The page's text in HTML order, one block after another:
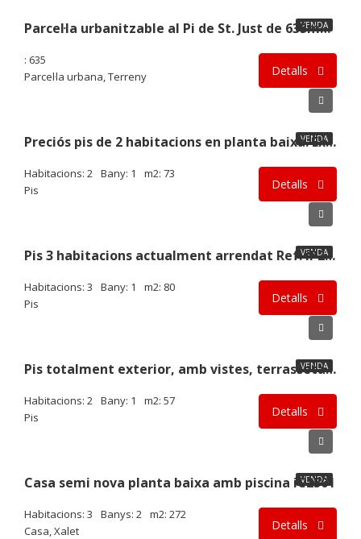
VENDA
Parcel·la urbanitzable al Pi de St. Just de 635m2 a l’eix principal
: 635
Parcel·la urbana, Terreny
Detalls
VENDAPreciós pis de 2 habitacions en planta baixa. Exterior i assolellat. Seminou. Moblat. iP2502
Habitacions: 2 Bany: 1
m2: 73
Pis
Detalls
VENDAPis 3 habitacions actualment arrendat Ref. iP2409
Habitacions: 3 Bany: 1
m2: 80
Pis
Detalls
VENDAPis totalment exterior, amb vistes, terrasseta, pàrquing i traster. iP2501
Habitacions: 2 Bany: 1
m2: 57
Pis
Detalls
VENDA
Casa semi nova planta baixa amb piscina iC2501
Habitacions: 3 Banys: 2 m2: 272
Casa, Xalet
Detalls